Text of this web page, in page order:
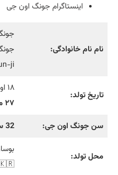
اینستاگرام جونگ اون جی
نام نام خانوادگی:
ji
تاریخ تولد:
۱۸ اوت ۱۹۹۳
۲۷ مرداد ۱۳۷۲
سن جونگ اون جی:
32 سال و 11 ماه
محل تولد: